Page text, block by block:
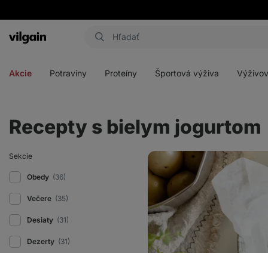
Eshop
Akcie Potraviny Proteíny Športová výživa
Recepty s bielym jogurtom
Sekcie
Obedy (36)
Večere (35)
Desiaty (31)
Dezerty (31)
Kuracie
nugetky
v
cornflakes